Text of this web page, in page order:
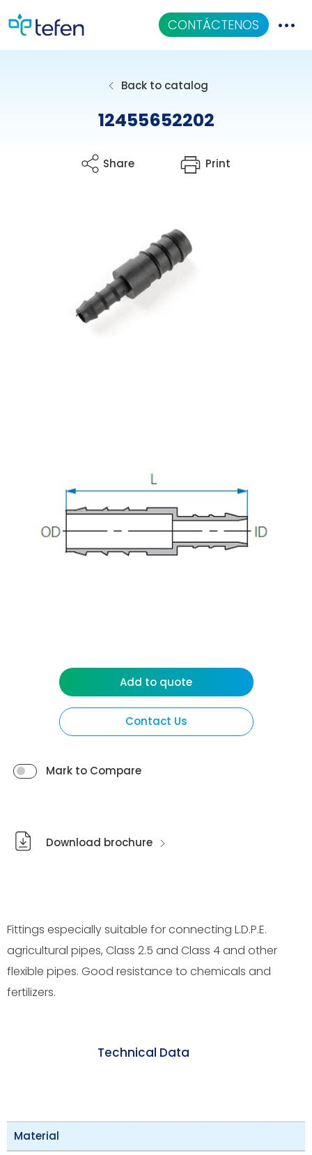
CONTÁCTENOS
Aplicaciones
Back to catalog
12455652202
Share Print
Contact Us
Mark to Compare
Add to quote
Download brochure
Fittings especially suitable for connecting L.D.P.E.
agricultural pipes, Class 2.5 and Class 4 and other
flexible pipes. Good resistance to chemicals and
fertilizers.
Technical Data
Material